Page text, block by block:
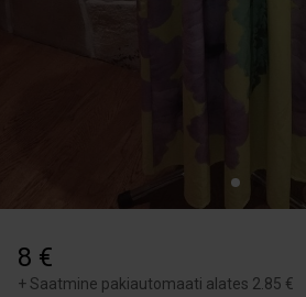
8 €
+Saatmine pakiautomaati alates 2.85 €